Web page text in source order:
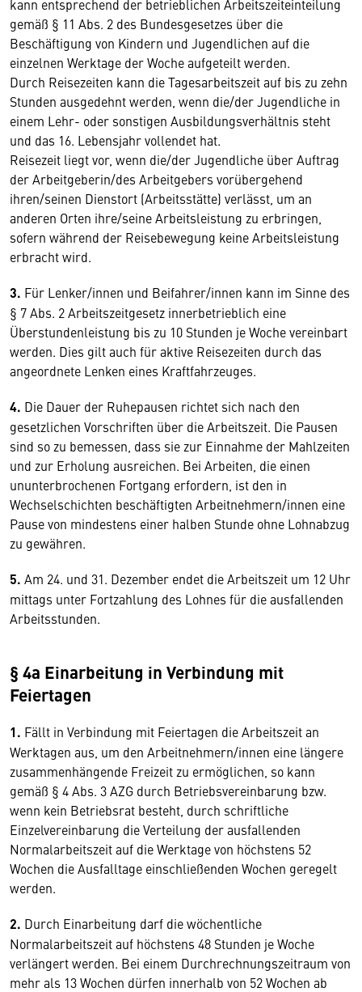
kann entsprechend der betrieblichen Arbeitszeiteinteilung
gemäß § 11 Abs. 2 des Bundesgesetzes über die
Beschäftigung von Kindern und Jugendlichen auf die
einzelnen Werktage der Woche aufgeteilt werden.
Durch Reisezeiten kann die Tagesarbeitszeit auf bis zu zehn
Stunden ausgedehnt werden, wenn die/der Jugendliche in
einem Lehr- oder sonstigen Ausbildungsverhältnis steht
und das 16. Lebensjahr vollendet hat.
Reisezeit liegt vor, wenn die/der Jugendliche über Auftrag
der Arbeitgeberin/des Arbeitgebers vorübergehend
ihren/seinen Dienstort (Arbeitsstätte) verlässt, um an
anderen Orten ihre/seine Arbeitsleistung zu erbringen,
sofern während der Reisebewegung keine Arbeitsleistung
erbracht wird.
3. Für Lenker/innen und Beifahrer/innen kann im Sinne des
§ 7 Abs. 2 Arbeitszeitgesetz innerbetrieblich eine
Überstundenleistung bis zu 10 Stunden je Woche vereinbart
werden. Dies gilt auch für aktive Reisezeiten durch das
angeordnete Lenken eines Kraftfahrzeuges.
4. Die Dauer der Ruhepausen richtet sich nach den
gesetzlichen Vorschriften über die Arbeitszeit. Die Pausen
sind so zu bemessen, dass sie zur Einnahme der Mahlzeiten
und zur Erholung ausreichen. Bei Arbeiten, die einen
ununterbrochenen Fortgang erfordern, ist den in
Wechselschichten beschäftigten Arbeitnehmern/innen eine
Pause von mindestens einer halben Stunde ohne Lohnabzug
zu gewähren.
5. Am 24. und 31. Dezember endet die Arbeitszeit um 12 Uhr
mittags unter Fortzahlung des Lohnes für die ausfallenden
Arbeitsstunden.
§ 4a Einarbeitung in Verbindung mit
Feiertagen
1. Fällt in Verbindung mit Feiertagen die Arbeitszeit an
Werktagen aus, um den Arbeitnehmern/innen eine längere
zusammenhängende Freizeit zu ermöglichen, so kann
gemäß § 4 Abs. 3 AZG durch Betriebsvereinbarung bzw.
wenn kein Betriebsrat besteht, durch schriftliche
Einzelvereinbarung die Verteilung der ausfallenden
Normalarbeitszeit auf die Werktage von höchstens 52
Wochen die Ausfalltage einschließenden Wochen geregelt
werden.
2. Durch Einarbeitung darf die wöchentliche
Normalarbeitszeit auf höchstens 48 Stunden je Woche
verlängert werden. Bei einem Durchrechnungszeitraum von
mehr als 13 Wochen dürfen innerhalb von 52 Wochen ab